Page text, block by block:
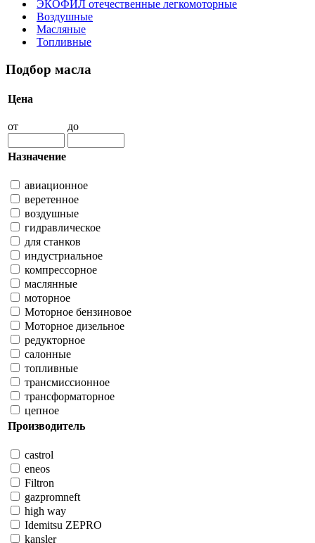
ЭКОФИЛ отечественные легкомоторные
Воздушные
Масляные
Топливные
Подбор масла
Цена
от до
Назначение
авиационное
веретенное
воздушные
гидравлическое
для станков
индустриальное
компрессорное
маслянные
моторное
Моторное бензиновое
Моторное дизельное
редукторное
салонные
топливные
трансмиссионное
трансформаторное
цепное
Производитель
castrol
eneos
Filtron
gazpromneft
high way
Idemitsu ZEPRO
kansler